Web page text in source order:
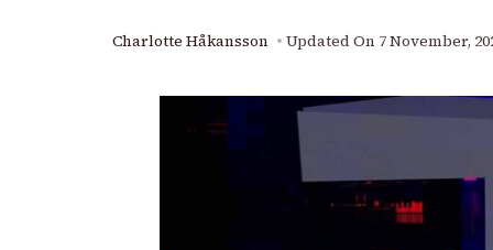
Charlotte Håkansson Updated On 7 November,